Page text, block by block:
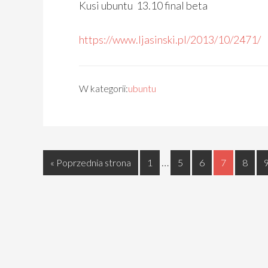
Kusi ubuntu 13.10 final beta
https://www.ljasinski.pl/2013/10/2471/
W kategorii:ubuntu
« Poprzednia strona 1 … 5 6 7 8 9